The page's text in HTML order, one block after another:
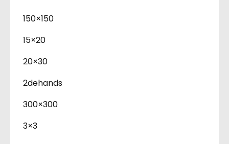
150×150
15×20
20×30
2dehands
300×300
3×3